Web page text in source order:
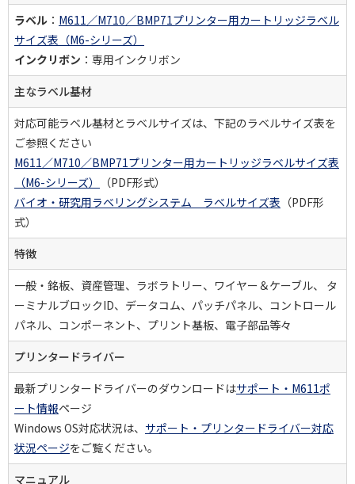
ラベル ： M611／M710／BMP71プリンター用カートリッジラベル
サイズ表（M6-シリーズ）
インクリボン ：専用インクリボン
主なラベル基材
対応可能ラベル基材とラベルサイズは、下記のラベルサイズ表を
ご参照ください
M611／M710／BMP71プリンター用カートリッジラベルサイズ表
（M6-シリーズ）
（PDF形式）
バイオ・研究用ラベリングシステム ラベルサイズ表 （PDF形
式）
特徴
一般・銘板、資産管理、ラボラトリー、ワイヤー＆ケーブル、 タ
ーミナルブロックID、データコム、パッチパネル、コントロール
パネル、コンポーネント、プリント基板、電子部品等々
プリンタードライバー
最新プリンタードライバーのダウンロードはサポート・M611ポ
ート情報ページ
Windows OS対応状況は、 サポート・プリンタードライバー対応
状況ページをご覧ください。
マニュアル